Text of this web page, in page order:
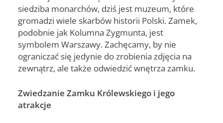
siedziba monarchów, dziś jest muzeum, które
gromadzi wiele skarbów historii Polski. Zamek,
podobnie jak Kolumna Zygmunta, jest
symbolem Warszawy. Zachęcamy, by nie
ograniczać się jedynie do zrobienia zdjęcia na
zewnątrz, ale także odwiedzić wnętrza zamku.
Zwiedzanie Zamku Królewskiego i jego
atrakcje